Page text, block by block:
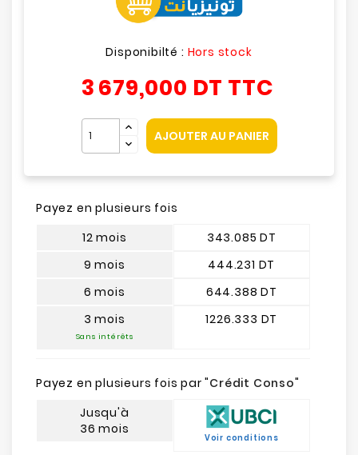
Disponibilté : Hors stock
3 679,000 DT TTC
AJOUTER AU PANIER
Payez en plusieurs fois
12 mois
9 mois
6 mois
3 mois
Sans intérêts
343.085 DT
444.231 DT
644.388 DT
1226.333 DT
Payez en plusieurs fois par "Crédit Conso"
Jusqu'à
36 mois
Voir conditions